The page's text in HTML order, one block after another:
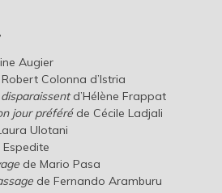
Augier
Colonna d’Istria
d’Hélène Frappat
jour préféréde Cécile Ladjali
Ulotani
de Mario Pasa
de Fernando Aramburu